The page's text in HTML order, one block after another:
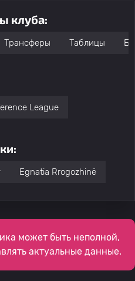
клуба:
Трансферы Таблицы
League
Egnatia Rrogozhinë
может быть неполной,
актуальные данные.